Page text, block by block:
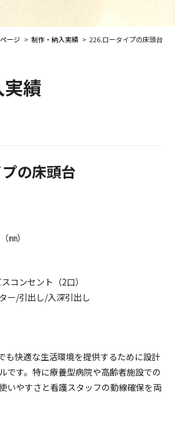
績
の床頭台
）
コンセント（2口）
ー/引出し/入深引出し
も快適な生活環境を提供するために設計
です。特に療養型病院や高齢者施設での
いやすさと看護スタッフの動線確保を両
ージ 制作・納入実績 226.ロータイプの床頭台